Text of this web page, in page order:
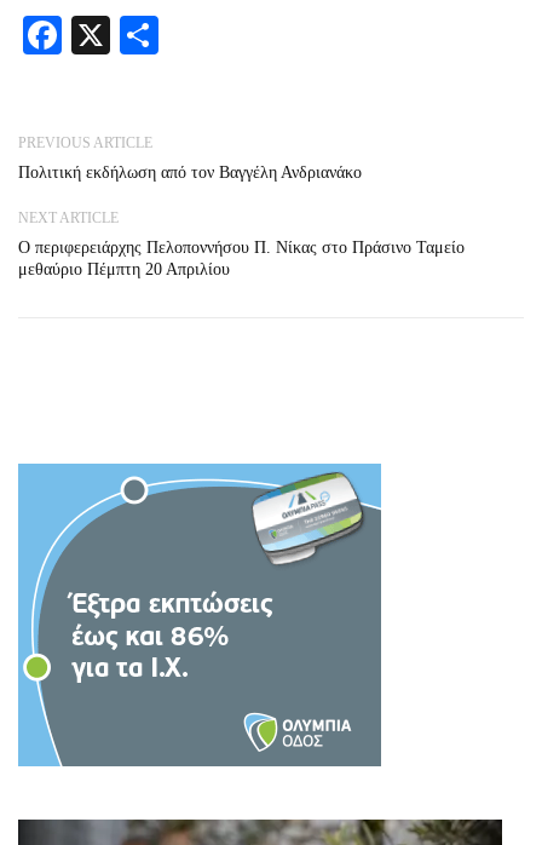
Facebook
X
PREVIOUS ARTICLE
Πολιτική εκδήλωση από τον Βαγγέλη Ανδριανάκο
NEXT ARTICLE
Ο περιφερειάρχης Πελοποννήσου Π. Νίκας στο Πράσινο Ταμείο
μεθαύριο Πέμπτη 20 Απριλίου